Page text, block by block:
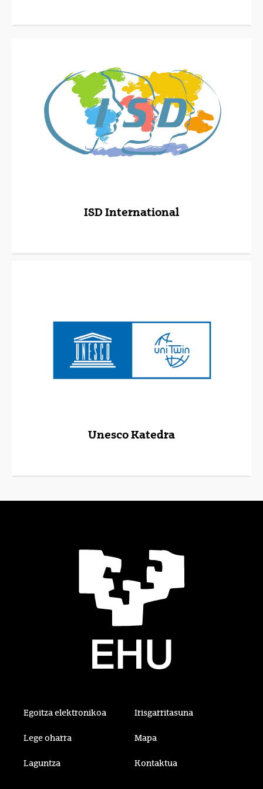
ISD International
Unesco Katedra
Egoitza elektronikoa Irisgarritasuna
Lege oharra Mapa
Laguntza Kontaktua